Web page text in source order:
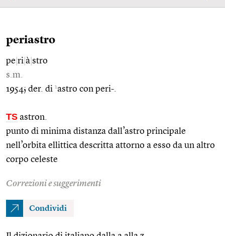
periastro
pe ri à stro
s.m.
1954; der. di 1astro con peri-.
TS astron.
punto di minima distanza dall’astro principale
nell’orbita ellittica descritta attorno a esso da un altro
corpo celeste
Correzioni e suggerimenti
Condividi